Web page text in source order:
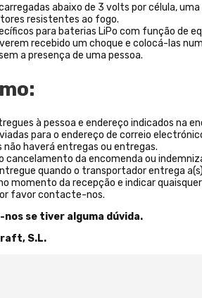
abaixo de 3 volts por célula,
resistentes ao fogo.
para baterias LiPo com função de
recebido um choque e colocá-las
a presença de uma pessoa.
à pessoa e endereço indicados na
para o endereço de correio
não haverá entregas ou entregas.
cancelamento da encomenda ou
quando o transportador entrega
momento da recepção e indicar
favor contacte-nos.
se tiver alguma dúvida.
S.L.